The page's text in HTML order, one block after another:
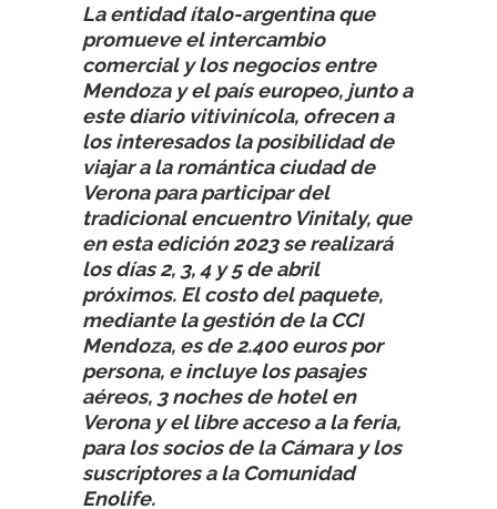
La entidad ítalo-argentina que
promueve el intercambio
comercial y los negocios entre
Mendoza y el país europeo, junto a
este diario vitivinícola, ofrecen a
los interesados la posibilidad de
viajar a la romántica ciudad de
Verona para participar del
tradicional encuentro Vinitaly, que
en esta edición 2023 se realizará
los días 2, 3, 4 y 5 de abril
próximos. El costo del paquete,
mediante la gestión de la CCI
Mendoza, es de 2.400 euros por
persona, e incluye los pasajes
aéreos, 3 noches de hotel en
Verona y el libre acceso a la feria,
para los socios de la Cámara y los
suscriptores a la Comunidad
Enolife.